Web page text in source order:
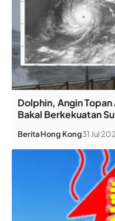
Dolphin, Angin
Bakal Berkekuatan
BeritaHong Kong31 Jul